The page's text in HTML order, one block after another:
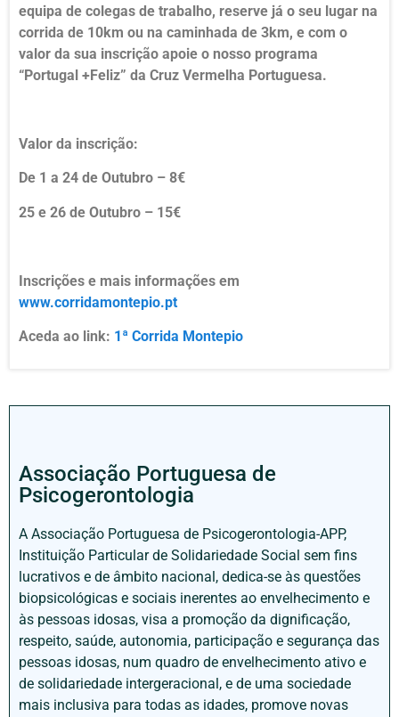
equipa de colegas de trabalho, reserve já o seu lugar na
corrida de 10km ou na caminhada de 3km, e com o
valor da sua inscrição apoie o nosso programa
“Portugal +Feliz” da Cruz Vermelha Portuguesa.
Valor da inscrição:
De 1 a 24 de Outubro – 8€
25 e 26 de Outubro – 15€
Inscrições e mais informações em
www.corridamontepio.pt
Aceda ao link: 1ª Corrida Montepio
Associação Portuguesa de
Psicogerontologia
A Associação Portuguesa de Psicogerontologia-APP,
Instituição Particular de Solidariedade Social sem fins
lucrativos e de âmbito nacional, dedica-se às questões
biopsicológicas e sociais inerentes ao envelhecimento e
às pessoas idosas, visa a promoção da dignificação,
respeito, saúde, autonomia, participação e segurança das
pessoas idosas, num quadro de envelhecimento ativo e
de solidariedade intergeracional, e de uma sociedade
mais inclusiva para todas as idades, promove novas